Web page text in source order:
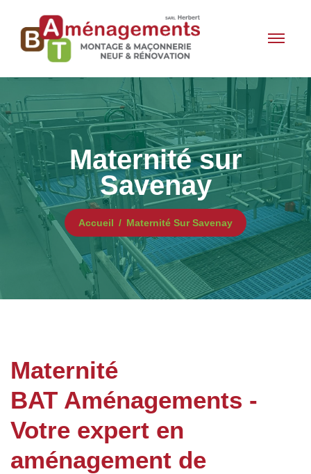
Maternité sur
Savenay
Accueil Maternité Sur Savenay
Maternité
BAT Aménagements -
Votre expert en
aménagement de